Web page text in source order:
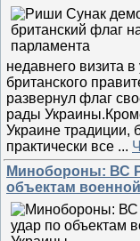
недавнего визита
британского
развернул флаг
рады
Украине
практически все ...
Минобороны: ВС
объектам